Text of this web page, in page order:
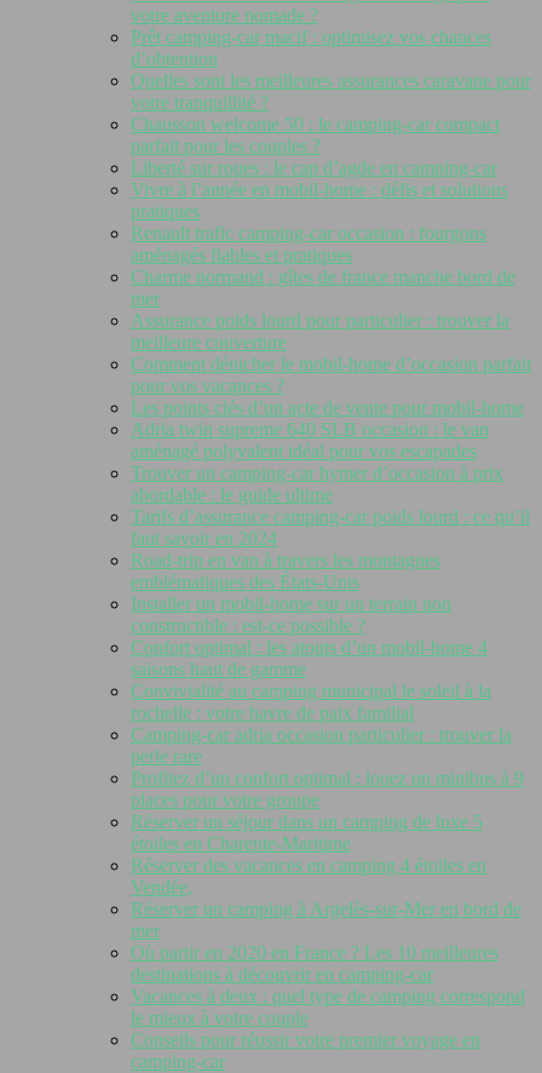
votre aventure nomade ?
Prêt camping-car macif : optimisez vos chances
d’obtention
Quelles sont les meilleures assurances caravane pour
votre tranquillité ?
Chausson welcome 50 : le camping-car compact
parfait pour les couples ?
Liberté sur roues : le cap d’agde en camping-car
Vivre à l’année en mobil-home : défis et solutions
pratiques
Renault trafic camping-car occasion : fourgons
aménagés fiables et pratiques
Charme normand : gîtes de france manche bord de
mer
Assurance poids lourd pour particulier : trouver la
meilleure couverture
Comment dénicher le mobil-home d’occasion parfait
pour vos vacances ?
Les points clés d’un acte de vente pour mobil-home
Adria twin supreme 640 SLB occasion : le van
aménagé polyvalent idéal pour vos escapades
Trouver un camping-car hymer d’occasion à prix
abordable : le guide ultime
Tarifs d’assurance camping-car poids lourd : ce qu’il
faut savoir en 2024
Road-trip en van à travers les montagnes
emblématiques des États-Unis
Installer un mobil-home sur un terrain non
constructible : est-ce possible ?
Confort optimal : les atouts d’un mobil-home 4
saisons haut de gamme
Convivialité au camping municipal le soleil à la
rochelle : votre havre de paix familial
Camping-car adria occasion particulier : trouver la
perle rare
Profitez d’un confort optimal : louez un minibus à 9
places pour votre groupe
Réserver un séjour dans un camping de luxe 5
étoiles en Charente-Maritime
Réserver des vacances en camping 4 étoiles en
Vendée,
Réserver un camping à Argelès-sur-Mer en bord de
mer
Où partir en 2020 en France ? Les 10 meilleures
destinations à découvrir en camping-car
Vacances à deux : quel type de camping correspond
le mieux à votre couple
Conseils pour réussir votre premier voyage en
camping-car